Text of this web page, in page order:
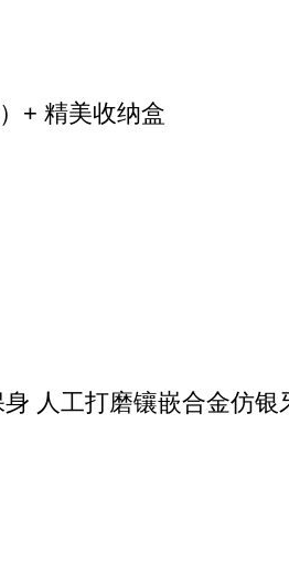
+ 精美收纳盒
人工打磨镶嵌合金仿